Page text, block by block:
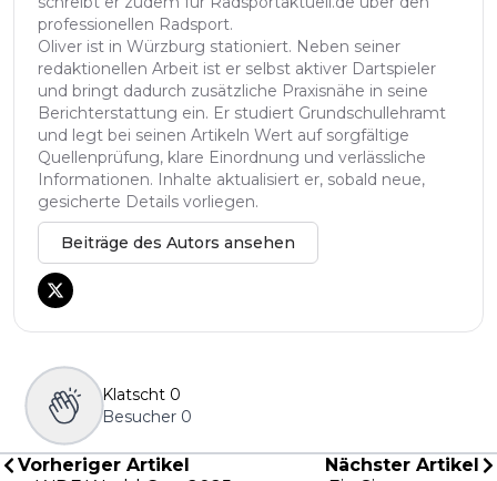
professionellen Radsport.
Oliver ist in Würzburg stationiert. Neben seiner
redaktionellen Arbeit ist er selbst aktiver Dartspieler
und bringt dadurch zusätzliche Praxisnähe in seine
Berichterstattung ein. Er studiert Grundschullehramt
und legt bei seinen Artikeln Wert auf sorgfältige
Quellenprüfung, klare Einordnung und verlässliche
Informationen. Inhalte aktualisiert er, sobald neue,
gesicherte Details vorliegen.
Beiträge des Autors ansehen
Klatscht 0
Besucher 0
Vorheriger Artikel
Nächster Artikel